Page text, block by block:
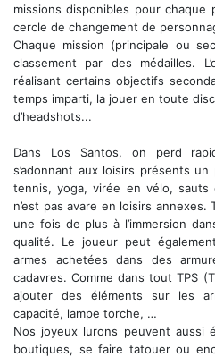
missions disponibles pour chaque
cercle de changement de
Chaque mission (principale ou
classement par des médailles.
réalisant certains objectifs
temps imparti, la jouer en toute
d’headshots...
Dans Los Santos, on perd
s’adonnant aux loisirs présents
tennis, yoga, virée en vélo,
n’est pas avare en loisirs
une fois de plus à l’immersion
qualité. Le joueur peut
armes achetées dans des
cadavres. Comme dans tout TPS
ajouter des éléments sur les
capacité, lampe torche, …
Nos joyeux lurons peuvent aussi
boutiques, se faire tatouer ou